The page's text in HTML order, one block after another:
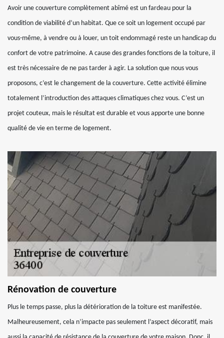
Avoir une couverture complètement abîmé est un fardeau pour la
condition de viabilité d’un habitat. Que ce soit un logement occupé par
vous-même, à vendre ou à louer, un toit endommagé reste un handicap du
confort de votre patrimoine. A cause des grandes fonctions de la toiture, il
est très nécessaire de ne pas tarder à agir. La solution que nous vous
proposons, c’est le changement de la couverture. Cette activité élimine
totalement l’introduction des attaques climatiques chez vous. C’est un
projet couteux, mais le résultat est durable et vous apporte une bonne
qualité de vie en terme de logement.
Rénovation de couverture
Plus le temps passe, plus la détérioration de la toiture est manifestée.
Malheureusement, cela n’impacte pas seulement l’aspect décoratif, mais